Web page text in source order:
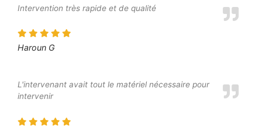
Intervention très rapide et de qualité
Haroun G
L'intervenant avait tout le matériel nécessaire pour
intervenir